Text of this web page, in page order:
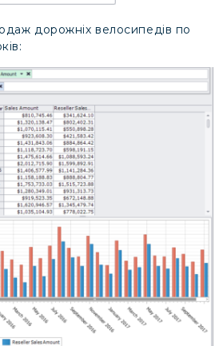
дорожніх велосипедів по